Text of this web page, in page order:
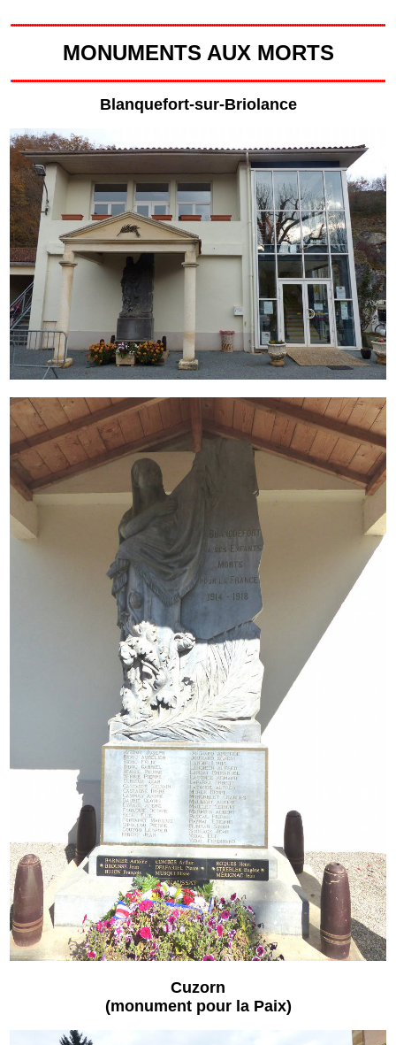
MONUMENTS AUX MORTS
Blanquefort-sur-Briolance
Cuzorn
(monument pour la Paix)